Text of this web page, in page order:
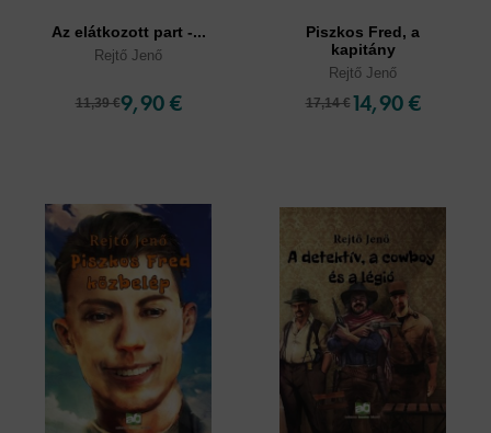
Az elátkozott part -...
Rejtő Jenő
11,39 €9,90 €
Piszkos Fred, a
kapitány
Rejtő Jenő
17,14 € 14,90 €